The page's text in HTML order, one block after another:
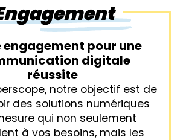
engagement pour une
digitale
réussite
notre objectif est de
des solutions numériques
qui non seulement
à vos besoins, mais les